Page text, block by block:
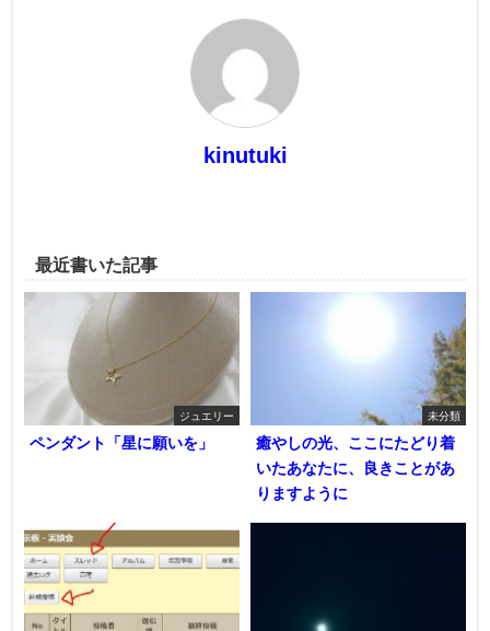
kinutuki
最近書いた記事
ジュエリー
ペンダント「星に願いを」
未分類
癒やしの光、ここにたどり着
いたあなたに、良きことがあ
りますように